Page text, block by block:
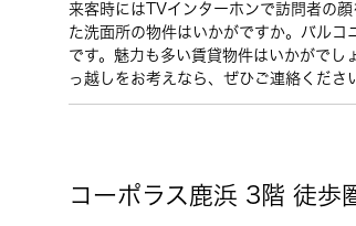
来客時にはTVインターホンで訪問者の
た洗面所の物件はいかがですか。バル
です。魅力も多い賃貸物件はいかがで
っ越しをお考えなら、ぜひご連絡くださ
コーポラス鹿浜 3階 徒歩